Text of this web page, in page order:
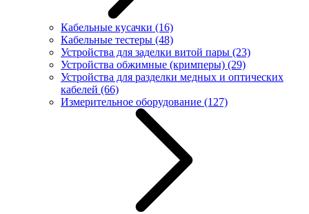
Кабельные кусачки (16)
Кабельные тестеры (48)
Устройства для заделки витой пары (23)
Устройства обжимные (кримперы) (29)
Устройства для разделки медных и оптических
кабелей (66)
Измерительное оборудование (127)